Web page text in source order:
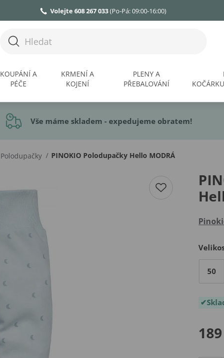
Volejte 608 267 033(Po-Pá: 09:00-16:00)
KOUPÁNÍ A
PÉČE
KRMENÍ A
KOJENÍ
PLENY A
PŘEBALOVÁNÍ
Vše máme skladem - expedujeme obratem!
Polodupačky / PINOKIO Polodupačky Hello MODRÁ
50